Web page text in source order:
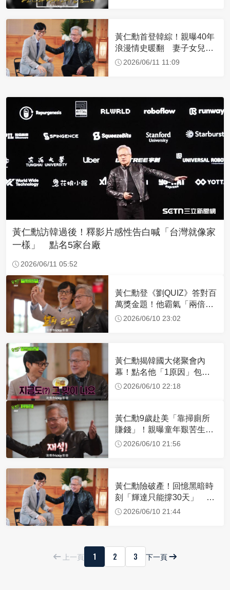
黃仁勳首登韓綜！親曝40年
浪漫情史暖翻 妻子女兒現
身全程陪錄影
2026/06/11 11:09
黃仁勳訪韓過後！釋影片感性告白喊「台灣就像家
一樣」 點名5家台廠
2026/06/11 05:52
黃仁勳登《劉QUIZ》答對百
萬獎金題！他霸氣「兩倍全
捐給兒少公益團體」
2026/06/10 23:02
黃仁勳揭韓國大佬聚會內
幕！點名他「1原因」包辦
烤肉 認：我只負責吃
2026/06/10 22:18
黃仁勳9歲赴美「靠掃廁所
賺錢」！親曝童年艱苦生
活 成功關鍵只有1件事
2026/06/10 21:56
黃仁勳險破產！回憶黑暗時
刻「輝達只能撐30天」 親
曝：失敗時全都怪我
2026/06/10 21:44
上一頁 1 2 3 下一頁